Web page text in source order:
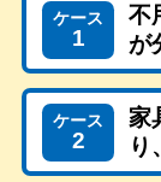
ケース
1
不
が
ケース
2
家
り